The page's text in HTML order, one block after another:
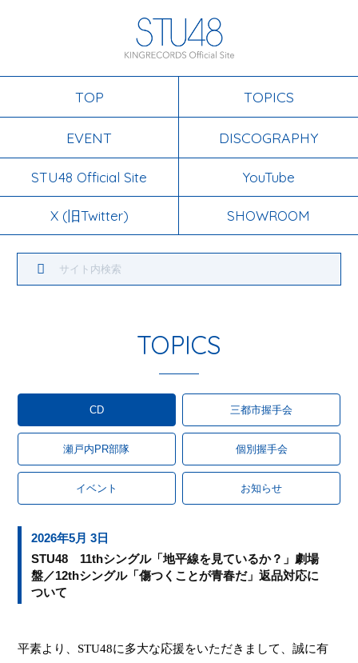
TOP TOPICS
EVENT DISCOGRAPHY
STU48 Official Site YouTube
X (旧Twitter) SHOWROOM
TOPICS
CD 三都市握手会
瀬戸内PR部隊 個別握手会
イベント お知らせ
2026年5月 3日
STU48 11thシングル「地平線を見ているか？」劇場
盤／12thシングル「傷つくことが青春だ」返品対応に
ついて
平素より、 STU48に多大な応援をいただきまして、誠に有